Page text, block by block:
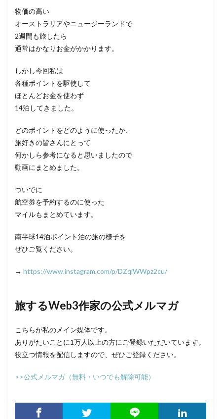
物価の高い
オーストラリアやニュージーランドで
2週間も旅したら
通常はかなりお金がかかります。
しかし今回私は
各種ポイントを駆使して
ほとんどお金を使わず
14泊してきました。
どのポイントをどのように使ったか、
旅好きの皆さんにとって
何かしら参考になると思いましたので
動画にまとめました。
ついでに
航空券を予約するのに使った
マイルもまとめています。
南半球14泊ポイント泊の旅の様子を
ぜひご覧ください。
→ https://www.instagram.com/p/DZqiWWpz2cu/
旅するWeb3作家の公式メルマガ
こちらが私のメイン媒体です。
ありがたいことに1万人以上の方にご登録いただいています。
役立つ情報を配信しますので、ぜひご登録ください。
>>公式メルマガ（無料・いつでも解除可能）